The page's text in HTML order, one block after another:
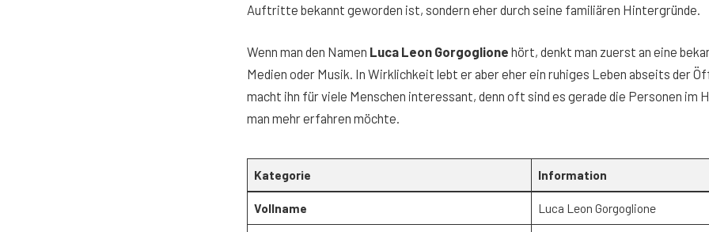
Auftritte bekannt geworden ist, sondern eher durch seine familiären Hintergründe.
Wenn man den Namen Luca Leon Gorgoglione hört, denkt man zuerst an eine
Medien oder Musik. In Wirklichkeit lebt er aber eher ein ruhiges Leben abseits der
macht ihn für viele Menschen interessant, denn oft sind es gerade die Personen im
man mehr erfahren möchte.
Kategorie Information
Vollname Luca Leon Gorgoglione